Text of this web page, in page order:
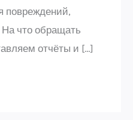
повреждений,
что обращать
отчёты и […]